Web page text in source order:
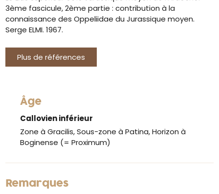
3ème fascicule, 2ème partie : contribution à la
connaissance des Oppeliidae du Jurassique moyen.
Serge ELMI. 1967.
Plus de références
Âge
Callovien inférieur
Zone à Gracilis, Sous-zone à Patina, Horizon à
Boginense (= Proximum)
Remarques